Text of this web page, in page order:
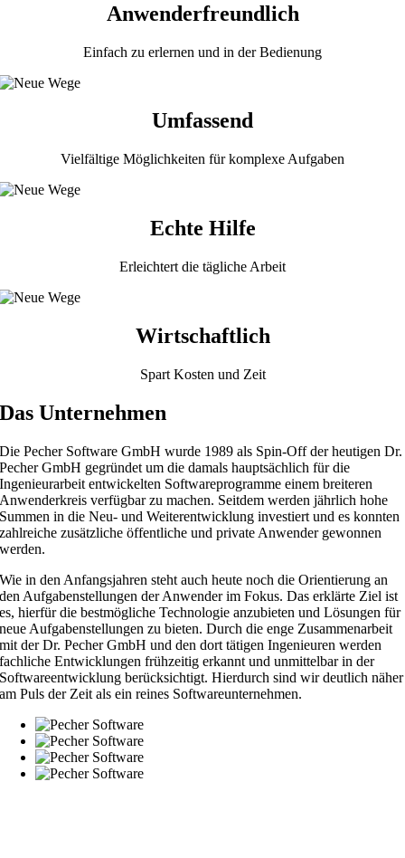
Anwenderfreundlich
Einfach zu erlernen und in der Bedienung
Umfassend
Vielfältige Möglichkeiten für komplexe Aufgaben
Echte Hilfe
Erleichtert die tägliche Arbeit
Wirtschaftlich
Spart Kosten und Zeit
Das Unternehmen
Die Pecher Software GmbH wurde 1989 als Spin-Off der heutigen Dr.
Pecher GmbH gegründet um die damals hauptsächlich für die
Ingenieurarbeit entwickelten Softwareprogramme einem breiteren
Anwenderkreis verfügbar zu machen. Seitdem werden jährlich hohe
Summen in die Neu- und Weiterentwicklung investiert und es konnten
zahlreiche zusätzliche öffentliche und private Anwender gewonnen
werden.
Wie in den Anfangsjahren steht auch heute noch die Orientierung an
den Aufgabenstellungen der Anwender im Fokus. Das erklärte Ziel ist
es, hierfür die bestmögliche Technologie anzubieten und Lösungen für
neue Aufgabenstellungen zu bieten. Durch die enge Zusammenarbeit
mit der Dr. Pecher GmbH und den dort tätigen Ingenieuren werden
fachliche Entwicklungen frühzeitig erkannt und unmittelbar in der
Softwareentwicklung berücksichtigt. Hierdurch sind wir deutlich näher
am Puls der Zeit als ein reines Softwareunternehmen.